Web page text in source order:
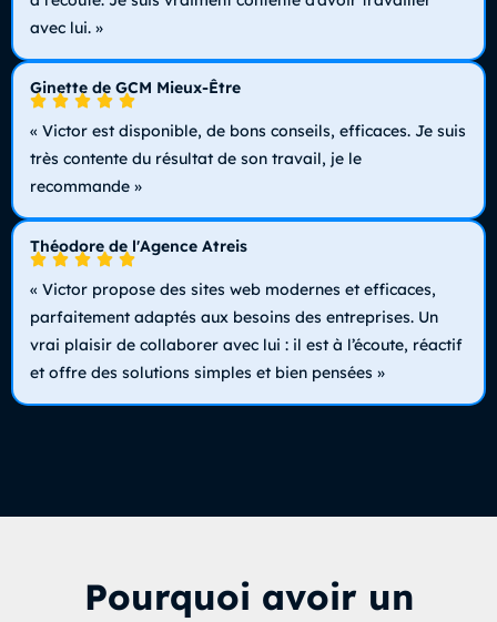
avec lui. »
Ginette de GCM Mieux-Être
« Victor est disponible, de bons conseils, efficaces. Je suis
très contente du résultat de son travail, je le
recommande »
Théodore de l'Agence Atreis
« Victor propose des sites web modernes et efficaces,
parfaitement adaptés aux besoins des entreprises. Un
vrai plaisir de collaborer avec lui : il est à l’écoute, réactif
et offre des solutions simples et bien pensées »
Pourquoi avoir un